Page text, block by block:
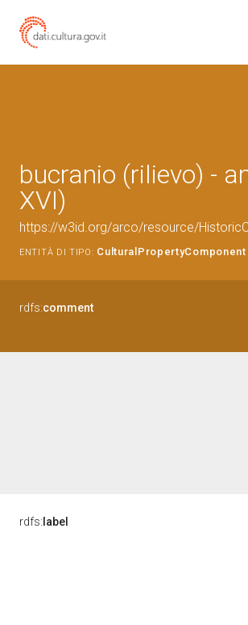
bucranio (rilievo) -
XVI)
https://w3id.org/arco/resource/
ENTITÀ DI TIPO: CulturalPropertyComponent
rdfs:comment
rdfs: label